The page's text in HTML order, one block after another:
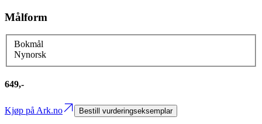
Målform
Bokmål
Nynorsk
649,-
Kjøp på Ark.no Bestill vurderingseksemplar